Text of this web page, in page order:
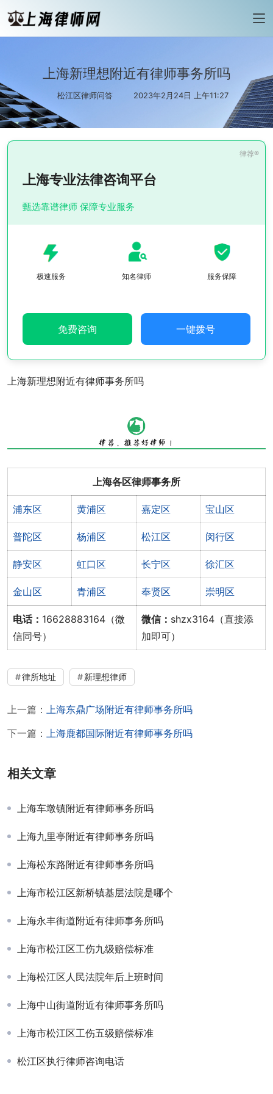
上海新理想附近有律师事务所吗
松江区律师问答 2023年2月24日 上午11:27
上海专业法律咨询平台
甄选靠谱律师 保障专业服务
极速服务 知名律师 服务保障
免费咨询 一键拨号
上海新理想附近有律师事务所吗
上海各区律师事务所
浦东区 黄浦区 嘉定区 宝山区
普陀区 杨浦区 松江区 闵行区
静安区 虹口区 长宁区 徐汇区
金山区 青浦区 奉贤区 崇明区
电话： 16628883164（微
信同号）
微信： shzx3164（直接添
加即可）
律所地址 新理想律师
上一篇：
上海东鼎广场附近有律师事务所吗
下一篇：
上海鹿都国际附近有律师事务所吗
相关文章
上海车墩镇附近有律师事务所吗
上海九里亭附近有律师事务所吗
上海松东路附近有律师事务所吗
上海市松江区新桥镇基层法院是哪个
上海永丰街道附近有律师事务所吗
上海市松江区工伤九级赔偿标准
上海松江区人民法院年后上班时间
上海中山街道附近有律师事务所吗
上海市松江区工伤五级赔偿标准
松江区执行律师咨询电话